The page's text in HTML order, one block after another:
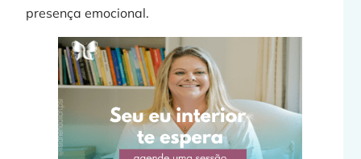
presença emocional.